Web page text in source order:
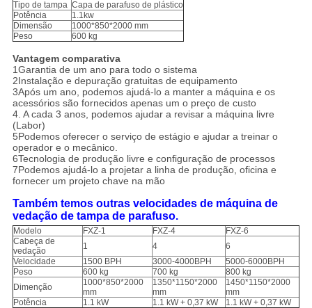
Tipo de tampa Capa de parafuso de plástico
Potência
1.1kw
Dimensão
1000*850*2000 mm
Peso
600 kg
Vantagem comparativa
1Garantia de um ano para todo o sistema
2Instalação e depuração gratuitas de equipamento
3Após um ano, podemos ajudá-lo a manter a máquina e os
acessórios são fornecidos apenas um o preço de custo
4. A cada 3 anos, podemos ajudar a revisar a máquina livre
(Labor)
5Podemos oferecer o serviço de estágio e ajudar a treinar o
operador e o mecânico.
6Tecnologia de produção livre e configuração de processos
7Podemos ajudá-lo a projetar a linha de produção, oficina e
fornecer um projeto chave na mão
Também temos outras velocidades de máquina de
vedação de tampa de parafuso.
Modelo FXZ-1 FXZ-4
FXZ-6
Cabeça de
vedação
1 4
6
Velocidade
1500 BPH 3000-4000BPH
5000-6000BPH
Peso
600 kg 700 kg
800 kg
Dimenção
1000*850*2000
mm
1350*1150*2000
mm
1450*1150*2000
mm
Potência
1.1 kW 1.1 kW + 0,37 kW 1.1 kW + 0,37 kW